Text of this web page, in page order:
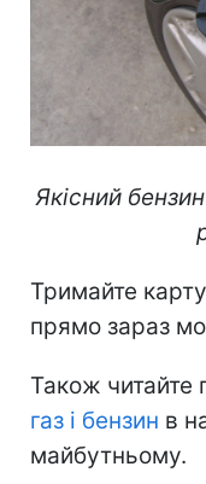
Якісний
Тримайте
прямо зараз
Також читайте
газ і бензин в
майбутньому.